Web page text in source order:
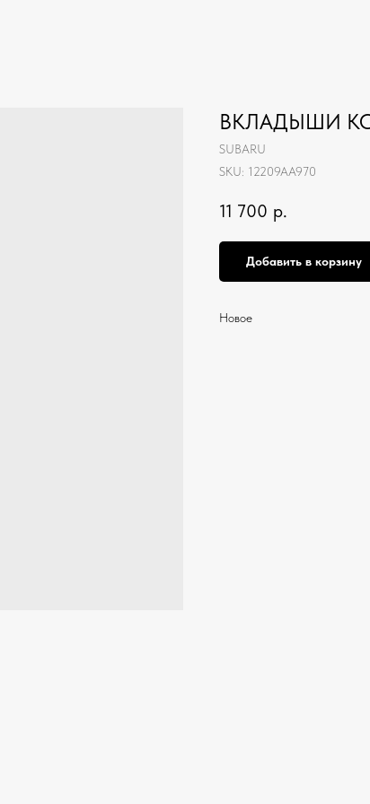
ВКЛАДЫШИ
SUBARU
SKU: 12209AA970
11 700 р.
Добавить в корзину
Новое